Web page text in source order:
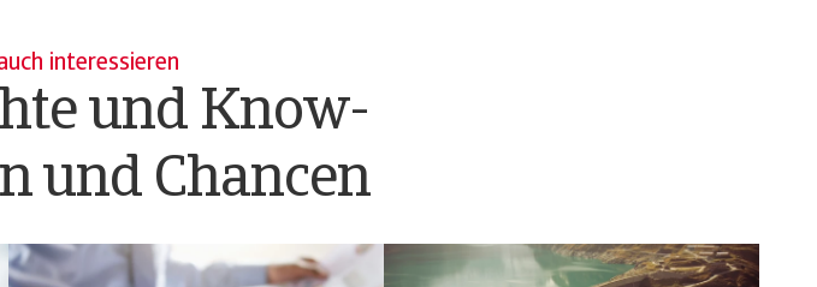
interessieren
und Know-
und Chancen